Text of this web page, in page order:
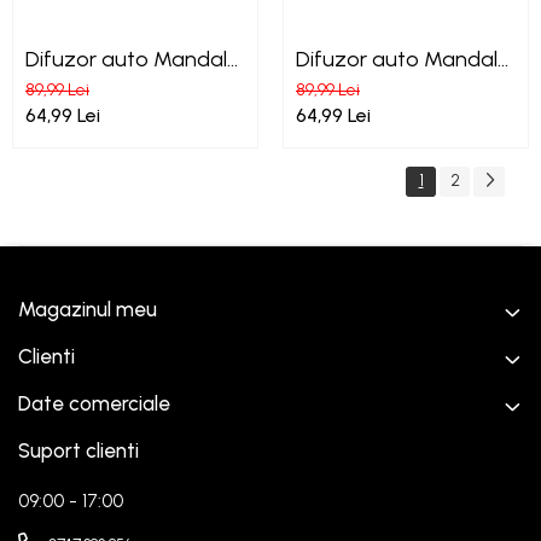
Difuzor auto Mandala
cu inima + Essenza
Lavanda ulei esential
89,99 Lei
64,99 Lei
Difuzor auto Mandala
cu inima + Essenza
Menta ulei esential
89,99 Lei
64,99 Lei
1 2
Magazinul meu
Clienti
Date comerciale
Suport clienti
09:00 - 17:00